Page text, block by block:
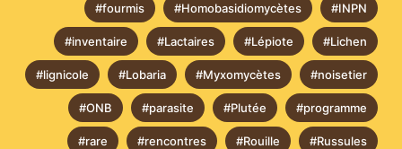
#fourmis #Homobasidiomycètes #INPN
#inventaire #Lactaires #Lépiote #Lichen
#lignicole #Lobaria #Myxomycètes #noisetier
#ONB #parasite #Plutée #programme
#rare #rencontres #Rouille #Russules